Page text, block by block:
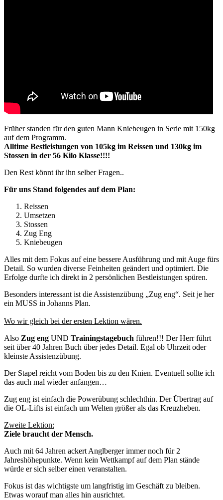
Früher standen für den guten Mann Kniebeugen in Serie mit 150kg
auf dem Programm.
Alltime Bestleistungen von 105kg im Reissen und 130kg im
Stossen in der 56 Kilo Klasse!!!!
Den Rest könnt ihr ihn selber Fragen..
Für uns Stand folgendes auf dem Plan:
Reissen
Umsetzen
Stossen
Zug Eng
Kniebeugen
Alles mit dem Fokus auf eine bessere Ausführung und mit Auge fürs
Detail. So wurden diverse Feinheiten geändert und optimiert. Die
Erfolge durfte ich direkt in 2 persönlichen Bestleistungen spüren.
Besonders interessant ist die Assistenzübung „Zug eng“. Seit je her
ein MUSS in Johanns Plan.
Wo wir gleich bei der ersten Lektion wären.
Also Zug eng UND Trainingstagebuch führen!!! Der Herr führt
seit über 40 Jahren Buch über jedes Detail. Egal ob Uhrzeit oder
kleinste Assistenzübung.
Der Stapel reicht vom Boden bis zu den Knien. Eventuell sollte ich
das auch mal wieder anfangen…
Zug eng ist einfach die Powerübung schlechthin. Der Übertrag auf
die OL-Lifts ist einfach um Welten größer als das Kreuzheben.
Zweite Lektion:
Ziele braucht der Mensch.
Auch mit 64 Jahren ackert Anglberger immer noch für 2
Jahreshöhepunkte. Wenn kein Wettkampf auf dem Plan stände
würde er sich selber einen veranstalten.
Fokus ist das wichtigste um langfristig im Geschäft zu bleiben.
Etwas worauf man alles hin ausrichtet.